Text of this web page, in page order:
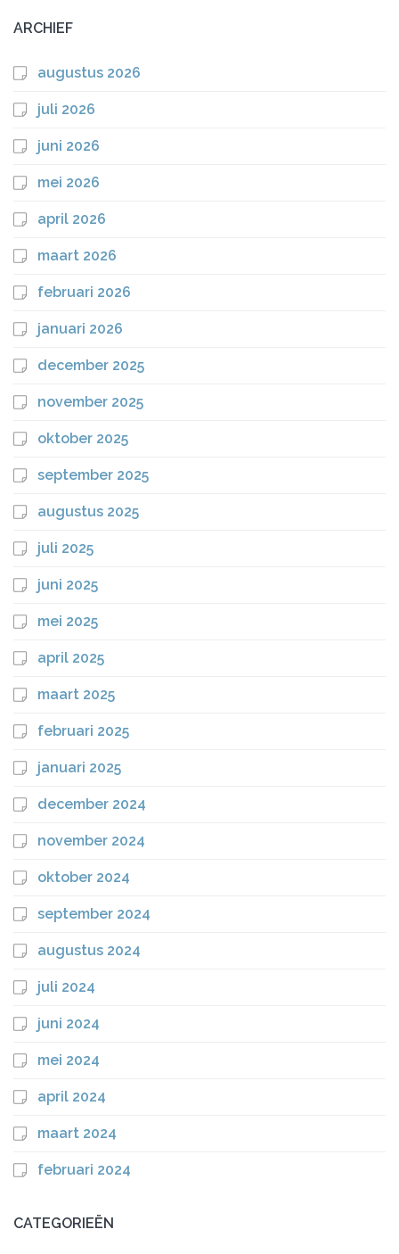
ARCHIEF
augustus 2026
juli 2026
juni 2026
mei 2026
april 2026
maart 2026
februari 2026
januari 2026
december 2025
november 2025
oktober 2025
september 2025
augustus 2025
juli 2025
juni 2025
mei 2025
april 2025
maart 2025
februari 2025
januari 2025
december 2024
november 2024
oktober 2024
september 2024
augustus 2024
juli 2024
juni 2024
mei 2024
april 2024
maart 2024
februari 2024
CATEGORIEËN